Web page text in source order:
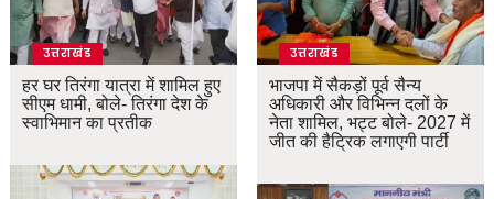
उत्तराखंड
हर घर तिरंगा यात्रा में शामिल हुए
सीएम धामी, बोले- तिरंगा देश के
स्वाभिमान का प्रतीक
उत्तराखंड
भाजपा में सैकड़ों पूर्व सैन्य
अधिकारी और विभिन्न दलों के
नेता शामिल, भट्ट बोले- 2027 में
जीत की हैट्रिक लगाएगी पार्टी